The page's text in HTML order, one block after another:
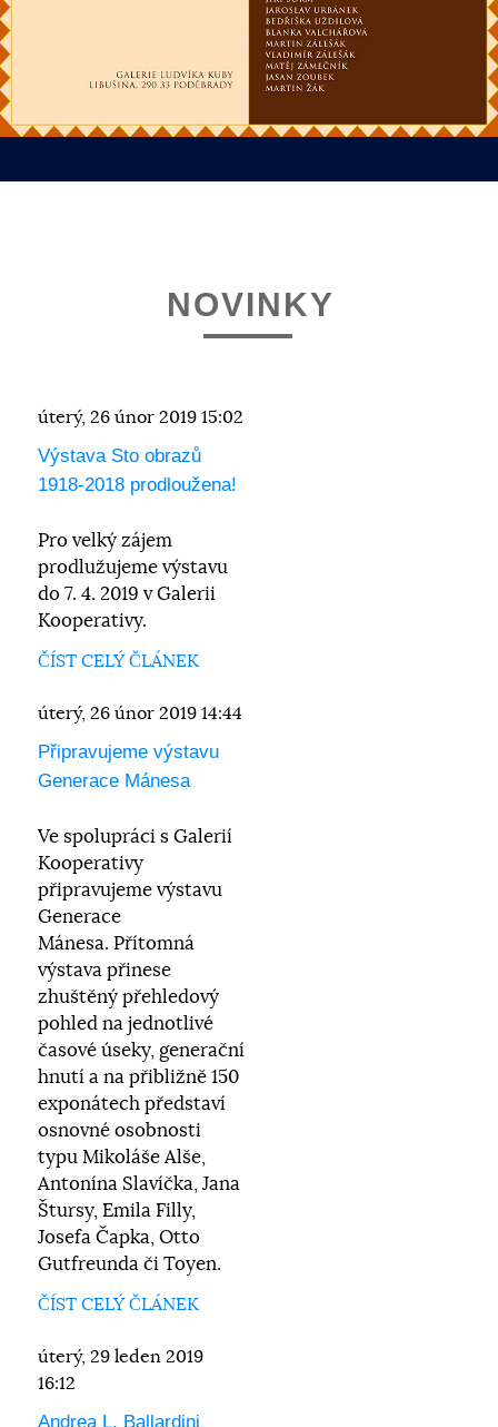
NOVINKY
úterý, 26 únor 2019 15:02
Výstava Sto obrazů
1918-2018 prodloužena!
Pro velký zájem
prodlužujeme výstavu
do 7. 4. 2019 v Galerii
Kooperativy.
ČÍST CELÝ ČLÁNEK
úterý, 26 únor 2019 14:44
Připravujeme výstavu
Generace Mánesa
Ve spolupráci s Galerií
Kooperativy
připravujeme výstavu
Generace
Mánesa. Přítomná
výstava přinese
zhuštěný přehledový
pohled na jednotlivé
časové úseky, generační
hnutí a na přibližně 150
exponátech představí
osnovné osobnosti
typu Mikoláše Alše,
Antonína Slavíčka, Jana
Štursy, Emila Filly,
Josefa Čapka, Otto
Gutfreunda či Toyen.
ČÍST CELÝ ČLÁNEK
úterý, 29 leden 2019
16:12
Andrea L. Ballardini